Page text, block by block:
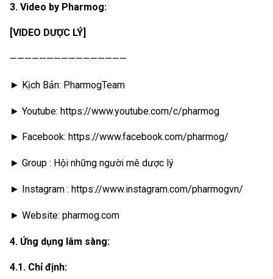
3. Video by Pharmog:
[VIDEO DƯỢC LÝ]
————————————————
► Kịch Bản: PharmogTeam
► Youtube: https://www.youtube.com/c/pharmog
► Facebook: https://www.facebook.com/pharmog/
► Group : Hội những người mê dược lý
► Instagram : https://www.instagram.com/pharmogvn/
► Website: pharmog.com
4. Ứng dụng lâm sàng:
4.1. Chỉ định: